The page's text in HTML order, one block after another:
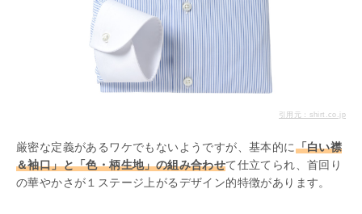
引用元：shirt.co.jp
厳密な定義があるワケでもないようですが、基本的に「白い襟
＆袖口」と「色・柄生地」の組み合わせて仕立てられ、首回り
の華やかさが１ステージ上がるデザイン的特徴があります。